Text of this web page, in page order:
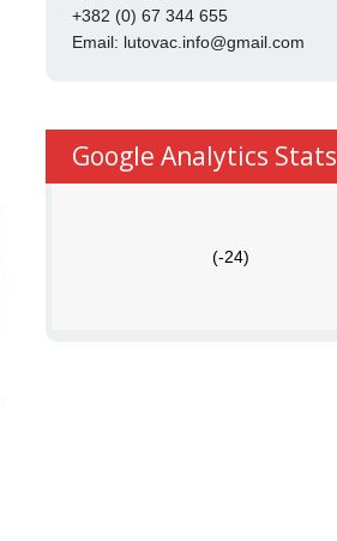
+382 (0) 67 344 655
Email: lutovac.info@gmail.com
Google Analytics Stats
(-24)